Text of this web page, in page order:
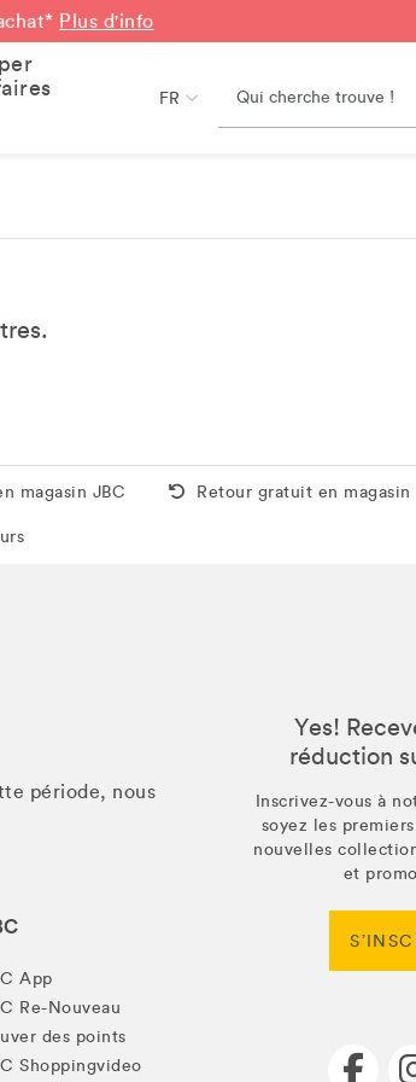
Plus d'info
FR
magasin JBC
magasin JBC Retour gratuit aussi en
Retour gratuit en magasin
période, nous
App
Re-Nouveau
des points
Shoppingvideo
Yes!
réduction
Inscrivez-vous à
soyez les
nouvelles
et